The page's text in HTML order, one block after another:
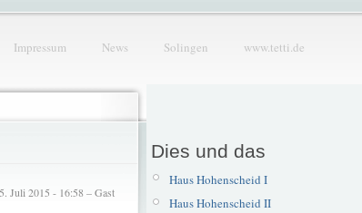
Impressum News Solingen www.tetti.de
Juli 2015 - 16:58 – Gast
Dies und das
Haus Hohenscheid I
Haus Hohenscheid II